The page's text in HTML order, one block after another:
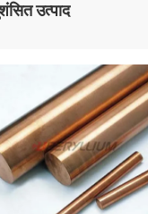
उत्पाद